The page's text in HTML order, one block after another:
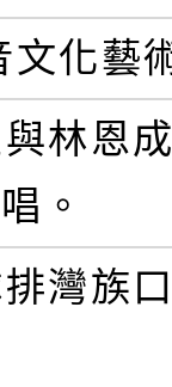
文化藝
林恩
。
灣族